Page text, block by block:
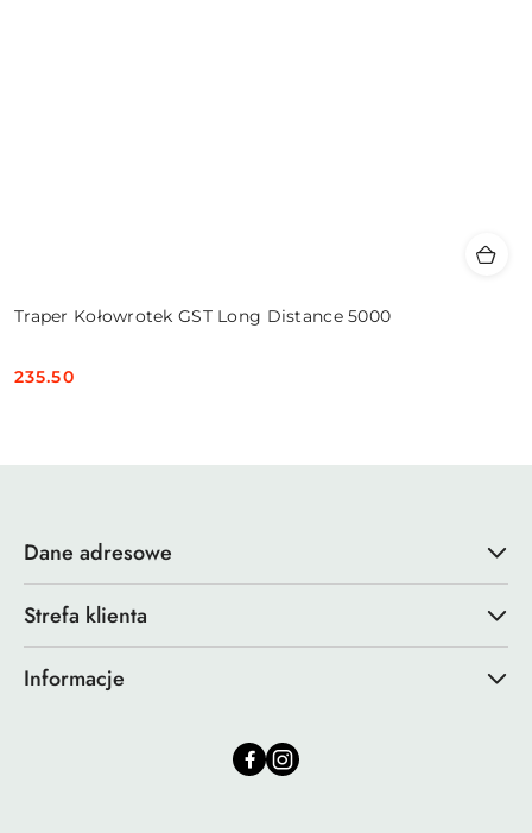
Traper Kołowrotek GST Long Distance 5000
Cena:
235.50
Dane adresowe
Strefa klienta
Informacje